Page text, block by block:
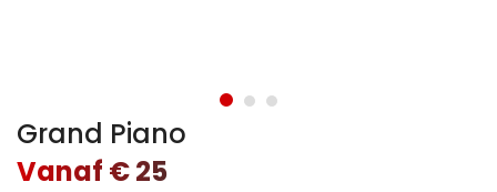
Grand Piano
Vanaf € 25